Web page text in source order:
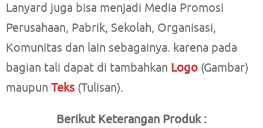
Lanyard juga bisa menjadi Media Promosi
Perusahaan, Pabrik, Sekolah, Organisasi,
Komunitas dan lain sebagainya. karena pada
bagian tali dapat di tambahkan Logo (Gambar)
maupun Teks (Tulisan).
Berikut Keterangan Produk :